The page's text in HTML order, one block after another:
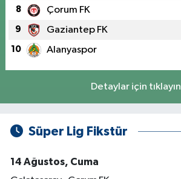
8 Çorum FK
9 Gaziantep FK
10 Alanyaspor
Detaylar için tıklayın
Süper Lig Fikstür
14 Ağustos, Cuma